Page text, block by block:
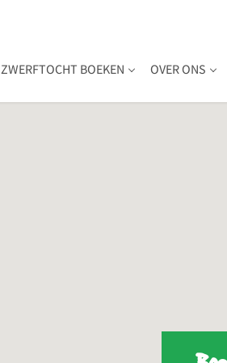
ZWERFTOCHT BOEKEN OVER ONS